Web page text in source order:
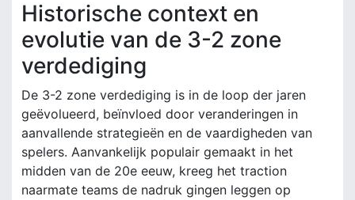
Historische context en
evolutie van de 3-2 zone
verdediging
De 3-2 zone verdediging is in de loop der jaren
geëvolueerd, beïnvloed door veranderingen in
aanvallende strategieën en de vaardigheden van
spelers. Aanvankelijk populair gemaakt in het
midden van de 20e eeuw, kreeg het traction
naarmate teams de nadruk gingen leggen op